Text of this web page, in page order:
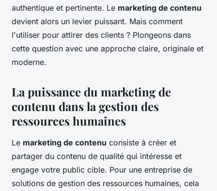
authentique et pertinente. Le marketing de contenu
devient alors un levier puissant. Mais comment
l'utiliser pour attirer des clients ? Plongeons dans
cette question avec une approche claire, originale et
moderne.
La puissance du marketing de
contenu dans la gestion des
ressources humaines
Le marketing de contenu consiste à créer et
partager du contenu de qualité qui intéresse et
engage votre public cible. Pour une entreprise de
solutions de gestion des ressources humaines, cela